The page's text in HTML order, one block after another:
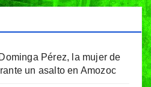
Pérez, la mujer de
un asalto en Amozoc